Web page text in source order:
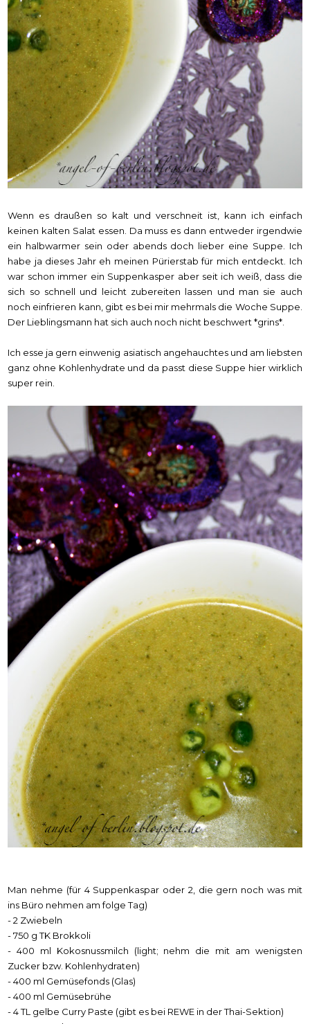
Wenn es draußen so kalt und verschneit ist, kann ich einfach
keinen kalten Salat essen. Da muss es dann entweder irgendwie
ein halbwarmer sein oder abends doch lieber eine Suppe. Ich
habe ja dieses Jahr eh meinen Pürierstab für mich entdeckt. Ich
war schon immer ein Suppenkasper aber seit ich weiß, dass die
sich so schnell und leicht zubereiten lassen und man sie auch
noch einfrieren kann, gibt es bei mir mehrmals die Woche Suppe.
Der Lieblingsmann hat sich auch noch nicht beschwert *grins*.
Ich esse ja gern einwenig asiatisch angehauchtes und am liebsten
ganz ohne Kohlenhydrate und da passt diese Suppe hier wirklich
super rein.
Man nehme (für 4 Suppenkaspar oder 2, die gern noch was mit
ins Büro nehmen am folge Tag)
- 2 Zwiebeln
- 750 g TK Brokkoli
- 400 ml Kokosnussmilch (light; nehm die mit am wenigsten
Zucker bzw. Kohlenhydraten)
- 400 ml Gemüsefonds (Glas)
- 400 ml Gemüsebrühe
- 4 TL gelbe Curry Paste (gibt es bei REWE in der Thai-Sektion)